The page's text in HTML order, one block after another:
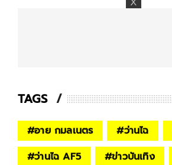
TAGS
#อาย กมลเนตร #ว่านไฉ
#ว่านไฉ AF5 #ข่าวบันเทิง